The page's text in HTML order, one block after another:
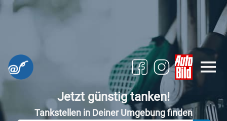
Jetzt günstig tanken!
Tankstellen in Deiner Umgebung finden